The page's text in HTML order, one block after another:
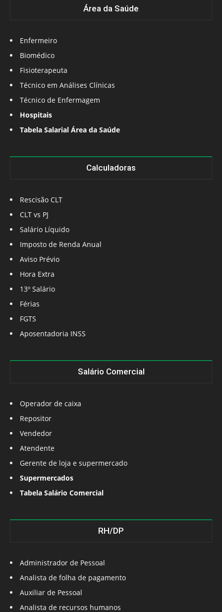
Área da Saúde
Enfermeiro
Biomédico
Fisioterapeuta
Técnico em Análises Clínicas
Técnico de Enfermagem
Hospitais
Tabela Salarial Área da Saúde
Calculadoras
Rescisão CLT
CLT vs PJ
Salário Líquido
Imposto de Renda Anual
Aviso Prévio
Hora Extra
13º Salário
Férias
FGTS
Aposentadoria INSS
Salário Comercial
Operador de caixa
Repositor
Vendedor
Atendente
Gerente de loja e supermercado
Supermercados
Tabela Salário Comercial
RH/DP
Administrador de Pessoal
Analista de folha de pagamento
Auxiliar de Pessoal
Analista de recursos humanos